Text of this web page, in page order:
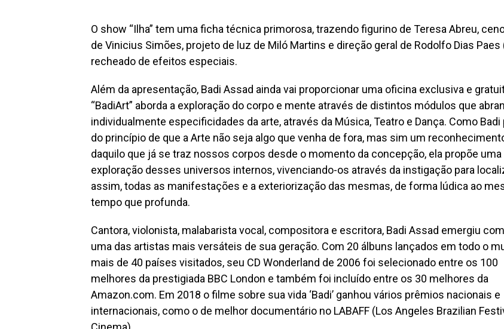
O show “Ilha” tem uma ficha técnica primorosa, trazendo figurino de Teresa Abreu,
de Vinicius Simões, projeto de luz de Miló Martins e direção geral de Rodolfo Dias Paes
recheado de efeitos especiais.
Além da apresentação, Badi Assad ainda vai proporcionar uma oficina exclusiva e
“BadiArt” aborda a exploração do corpo e mente através de distintos módulos que
individualmente especificidades da arte, através da Música, Teatro e Dança. Como Badi
do princípio de que a Arte não seja algo que venha de fora, mas sim um
daquilo que já se traz nossos corpos desde o momento da concepção, ela propõe uma
exploração desses universos internos, vivenciando-os através da instigação para
assim, todas as manifestações e a exteriorização das mesmas, de forma lúdica ao
tempo que profunda.
Cantora, violonista, malabarista vocal, compositora e escritora, Badi Assad emergiu
uma das artistas mais versáteis de sua geração. Com 20 álbuns lançados em todo o
mais de 40 países visitados, seu CD Wonderland de 2006 foi selecionado entre os 100
melhores da prestigiada BBC London e também foi incluído entre os 30 melhores da
Amazon.com. Em 2018 o filme sobre sua vida ‘Badi’ ganhou vários prêmios nacionais e
internacionais, como o de melhor documentário no LABAFF (Los Angeles Brazilian